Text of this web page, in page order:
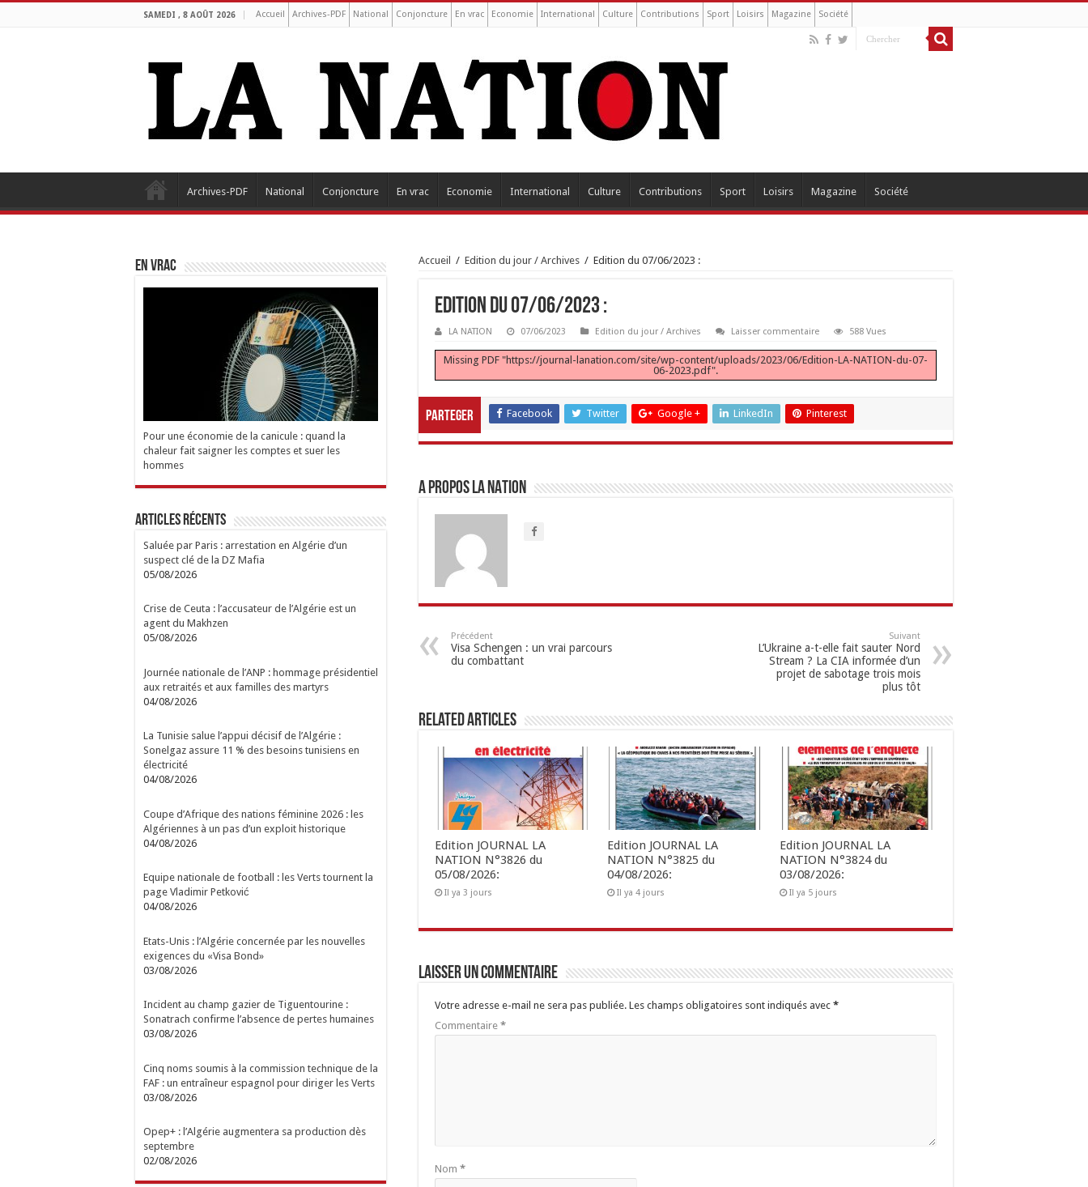
SAMEDI , 8 AOÛT 2026 Accueil Archives-PDF National Conjoncture En vrac Economie International Culture Contributions Sport Loisirs Magazine Société
Archives-PDF National Conjoncture En vrac Economie International Culture Contributions Sport Loisirs Magazine Société
Accueil / Edition du jour / Archives / Edition du 07/06/2023 :
Edition du 07/06/2023 :
LA NATION 07/06/2023 Edition du jour / Archives Laisser commentaire 588 Vues
Missing PDF "https://journal-lanation.com/site/wp-content/uploads/2023/06/Edition-LA-NATION-du-07-
06-2023.pdf".
Parteger Facebook Twitter Google + LinkedIn Pinterest
A propos LA NATION
Précédent
Visa Schengen : un vrai parcours
du combattant
Suivant
L’Ukraine a-t-elle fait sauter Nord
Stream ? La CIA informée d’un
projet de sabotage trois mois
plus tôt
Related Articles
Edition JOURNAL LA
NATION N°3826 du
05/08/2026:
Il ya 3 jours
Edition JOURNAL LA
NATION N°3825 du
04/08/2026:
Il ya 4 jours
Edition JOURNAL LA
NATION N°3824 du
03/08/2026:
Il ya 5 jours
Laisser un commentaire
Votre adresse e-mail ne sera pas publiée. Les champs obligatoires sont indiqués avec *
Commentaire *
Nom *
EN VRAC
Pour une économie de la canicule : quand la
chaleur fait saigner les comptes et suer les
hommes
Articles Récents
Saluée par Paris : arrestation en Algérie d’un
suspect clé de la DZ Mafia
05/08/2026
Crise de Ceuta : l’accusateur de l’Algérie est un
agent du Makhzen
05/08/2026
Journée nationale de l’ANP : hommage présidentiel
aux retraités et aux familles des martyrs
04/08/2026
La Tunisie salue l’appui décisif de l’Algérie :
Sonelgaz assure 11 % des besoins tunisiens en
électricité
04/08/2026
Coupe d’Afrique des nations féminine 2026 : les
Algériennes à un pas d’un exploit historique
04/08/2026
Equipe nationale de football : les Verts tournent la
page Vladimir Petković
04/08/2026
Etats-Unis : l’Algérie concernée par les nouvelles
exigences du «Visa Bond»
03/08/2026
Incident au champ gazier de Tiguentourine :
Sonatrach confirme l’absence de pertes humaines
03/08/2026
Cinq noms soumis à la commission technique de la
FAF : un entraîneur espagnol pour diriger les Verts
03/08/2026
Opep+ : l’Algérie augmentera sa production dès
septembre
02/08/2026